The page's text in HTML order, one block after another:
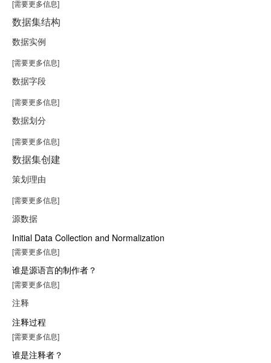
[需要更多信息]
数据集结构
数据实例
[需要更多信息]
数据字段
[需要更多信息]
数据划分
[需要更多信息]
数据集创建
策划理由
[需要更多信息]
源数据
Initial Data Collection and Normalization
[需要更多信息]
谁是源语言的制作者？
[需要更多信息]
注释
注释过程
[需要更多信息]
谁是注释者？